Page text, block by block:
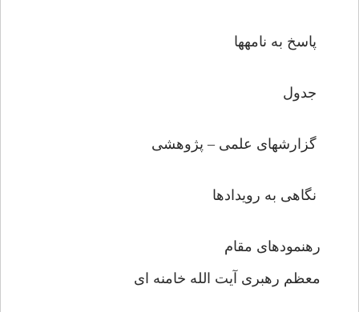
پاسخ به نامه‏ها
جدول
گزارشهاى علمى – پژوهشى
نگاهى به رويدادها
رهنمودهای مقام
معظم رهبری آیت الله خامنه ای